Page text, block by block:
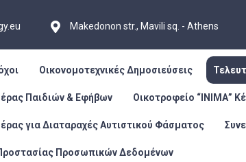
Makedonon str., Mavili sq. - Athens
Οικονομοτεχνικές Δημοσιεύσεις
Παιδιών & Εφήβων Οικοτροφείο “ΙΝΙΜΑ”
για Διαταραχές Αυτιστικού Φάσματος
Προσωπικών Δεδομένων